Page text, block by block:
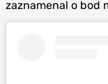
zaznamenal o bod